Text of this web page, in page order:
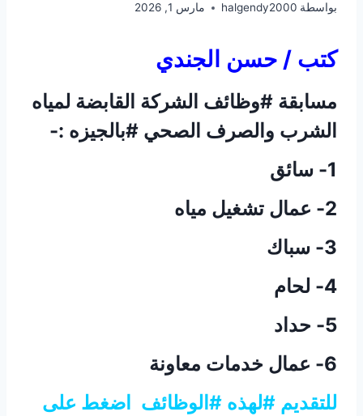
بواسطة halgendy2000 مارس 1, 2026
كتب / حسن الجندي
مسابقة #وظائف الشركة القابضة لمياه
الشرب والصرف الصحي #بالجيزه :-
1- سائق
2- عمال تشغيل مياه
3- سباك
4- لحام
5- حداد
6- عمال خدمات معاونة
للتقديم #لهذه #الوظائف اضغط على